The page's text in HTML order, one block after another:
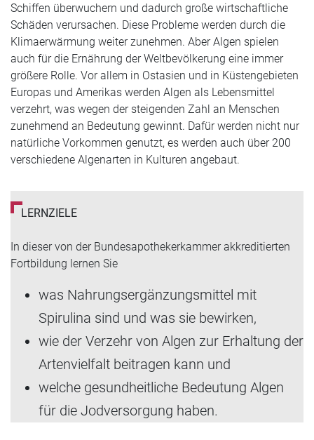
Schiffen überwuchern und dadurch große wirtschaftliche
Schäden verursachen. Diese Probleme werden durch die
Klimaerwärmung weiter zunehmen. Aber Algen spielen
auch für die Ernährung der Weltbevölkerung eine immer
größere Rolle. Vor allem in Ostasien und in Küstengebieten
Europas und Amerikas werden Algen als Lebensmittel
verzehrt, was wegen der steigenden Zahl an Menschen
zunehmend an Bedeutung gewinnt. Dafür werden nicht nur
natürliche Vorkommen genutzt, es werden auch über 200
verschiedene Algenarten in Kulturen angebaut.
LERNZIELE
In dieser von der Bundesapothekerkammer akkreditierten
Fortbildung lernen Sie
was Nahrungsergänzungsmittel mit
Spirulina sind und was sie bewirken,
wie der Verzehr von Algen zur Erhaltung der
Artenvielfalt beitragen kann und
welche gesundheitliche Bedeutung Algen
für die Jodversorgung haben.